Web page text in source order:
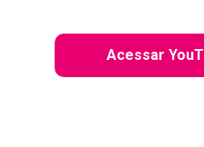
Acessar